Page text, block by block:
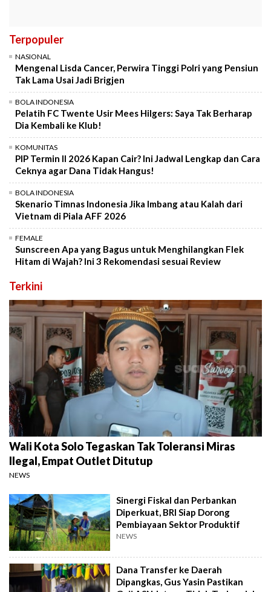
Terpopuler
NASIONAL
Mengenal Lisda Cancer, Perwira Tinggi Polri yang Pensiun
Tak Lama Usai Jadi Brigjen
BOLA INDONESIA
Pelatih FC Twente Usir Mees Hilgers: Saya Tak Berharap
Dia Kembali ke Klub!
KOMUNITAS
PIP Termin II 2026 Kapan Cair? Ini Jadwal Lengkap dan Cara
Ceknya agar Dana Tidak Hangus!
BOLA INDONESIA
Skenario Timnas Indonesia Jika Imbang atau Kalah dari
Vietnam di Piala AFF 2026
FEMALE
Sunscreen Apa yang Bagus untuk Menghilangkan Flek
Hitam di Wajah? Ini 3 Rekomendasi sesuai Review
Terkini
Wali Kota Solo Tegaskan Tak Toleransi Miras
Ilegal, Empat Outlet Ditutup
NEWS
Sinergi Fiskal dan Perbankan
Diperkuat, BRI Siap Dorong
Pembiayaan Sektor Produktif
NEWS
Dana Transfer ke Daerah
Dipangkas, Gus Yasin Pastikan